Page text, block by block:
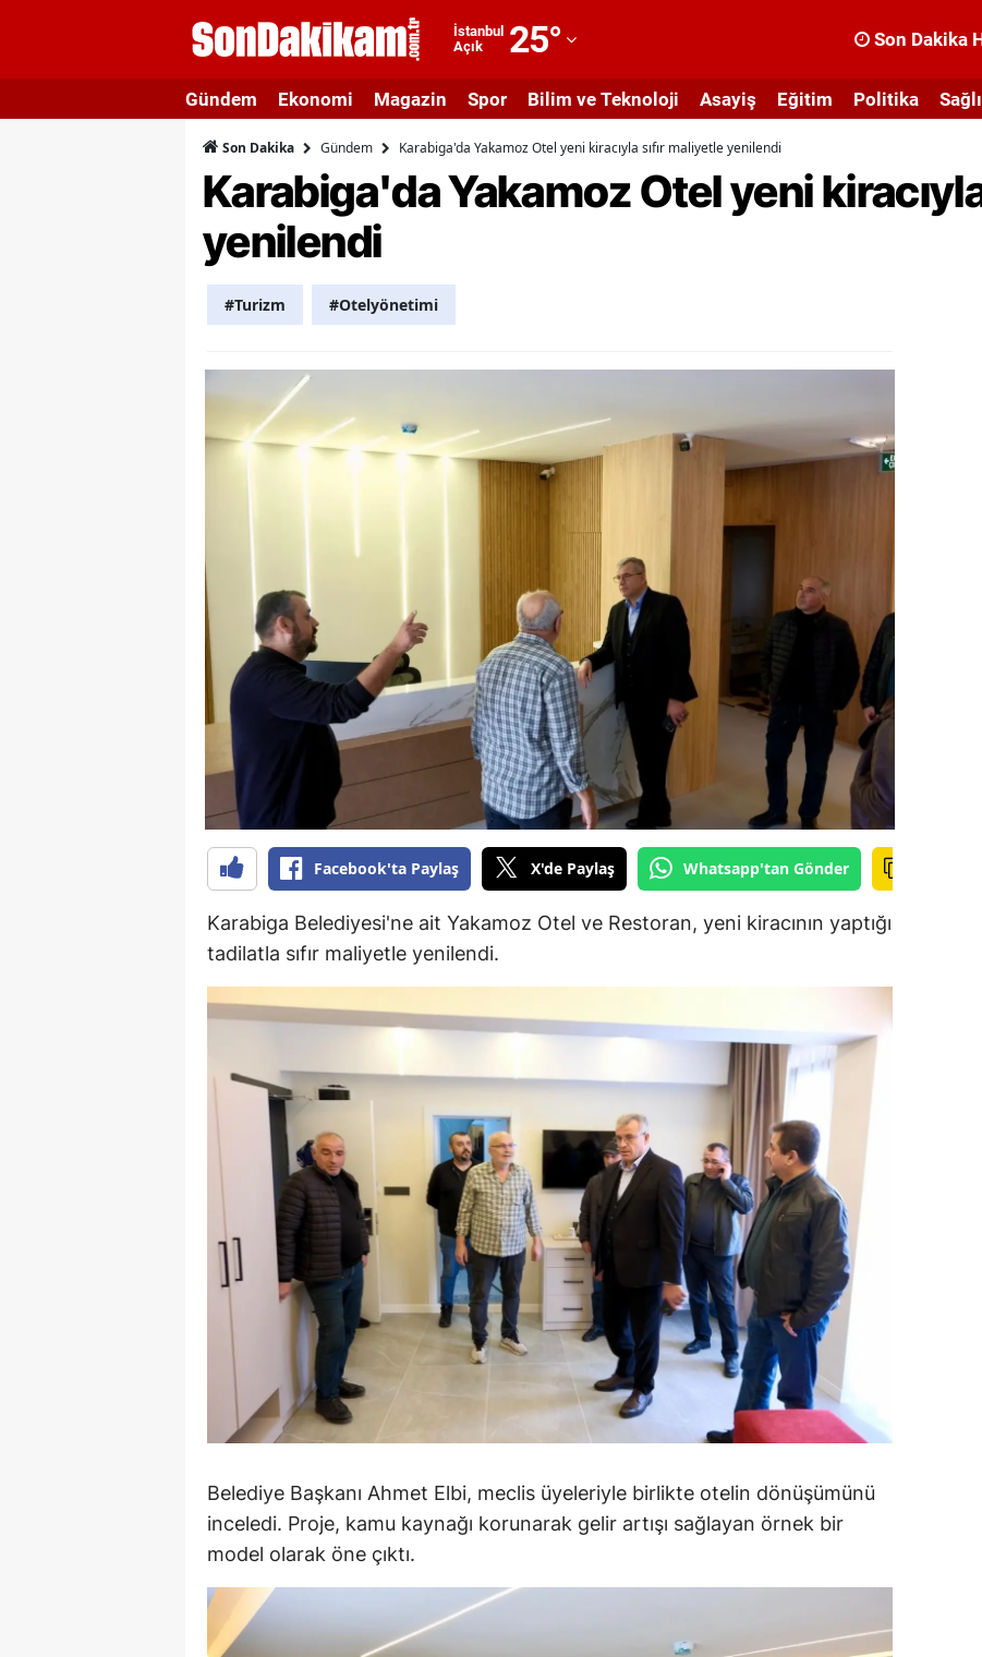
İstanbul
Açık
25°
Adıyaman
Afyonkarahisar
Ağrı
Balıkesir
Bolu
Burdur
Bursa
Çanakkale
Çankırı
Çorum
Denizli
Diyarbakır
Erzincan
Erzurum
Eskişehir
Gaziantep
Giresun
Gümüşhane
Hakkari
Isparta
Mersin
İzmir
Son Dakika
Gündem Ekonomi Magazin Spor Bilim ve Teknoloji Asayiş Eğitim Politika
Son Dakika Gündem Karabiga'da Yakamoz Otel yeni kiracıyla sıfır maliyetle yenilendi
Karabiga'da Yakamoz Otel yeni
yenilendi
#Turizm #Otelyönetimi
Facebook'ta Paylaş X'de Paylaş Whatsapp'tan Gönder
Karabiga Belediyesi'ne ait Yakamoz Otel ve Restoran, yeni kiracının yaptığı
tadilatla sıfır maliyetle yenilendi.
Belediye Başkanı Ahmet Elbi, meclis üyeleriyle birlikte otelin dönüşümünü
inceledi. Proje, kamu kaynağı korunarak gelir artışı sağlayan örnek bir
model olarak öne çıktı.